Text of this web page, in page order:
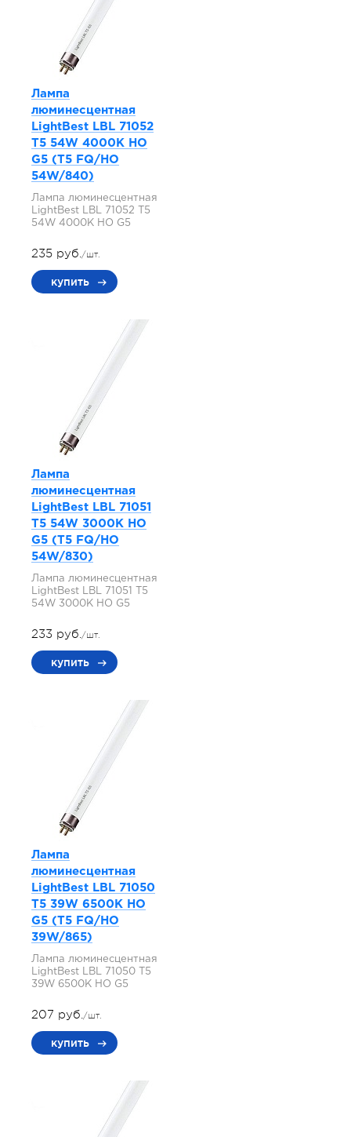
Лампа
люминесцентная
LightBest LBL 71052
T5 54W 4000K HO
G5 (T5 FQ/HO
54W/840)
Лампа люминесцентная
LightBest LBL 71052 T5
54W 4000K HO G5
235 руб./шт.
купить
Лампа
люминесцентная
LightBest LBL 71051
T5 54W 3000K HO
G5 (T5 FQ/HO
54W/830)
Лампа люминесцентная
LightBest LBL 71051 T5
54W 3000K HO G5
233 руб./шт.
купить
Лампа
люминесцентная
LightBest LBL 71050
T5 39W 6500K HO
G5 (T5 FQ/HO
39W/865)
Лампа люминесцентная
LightBest LBL 71050 T5
39W 6500K HO G5
207 руб./шт.
купить